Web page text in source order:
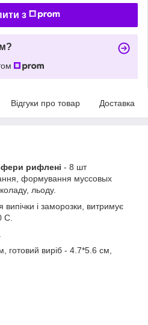
з
Відгуки про товар Доставка
рифлені - 8 шт
формування муссовых
льоду.
і заморозки, витримує
С.
готовий виріб - 4.7*5.6 см,